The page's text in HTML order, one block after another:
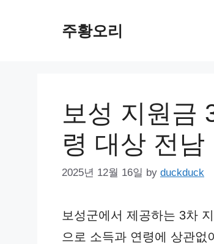
주황오리
보성 지원금
령 대상 전남
2025년 12월 16일 by duckduck
보성군에서 제공하는 3차
으로 소득과 연령에 상관